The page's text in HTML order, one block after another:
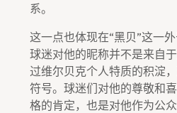
系。
这一点也体现在“黑贝”这一
球迷对他的昵称并不是来自
过维尔贝克个人特质的积淀
符号。球迷们对他的尊敬和
格的肯定，也是对他作为公